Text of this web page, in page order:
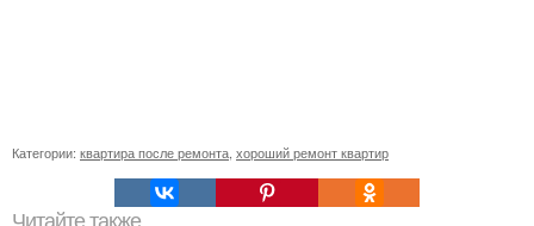
Категории: квартира после ремонта хороший ремонт квартир
Читайте также